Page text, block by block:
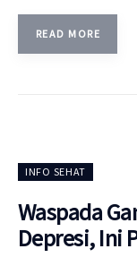
READ MORE
INFO SEHAT
Waspada
Depresi, Ini